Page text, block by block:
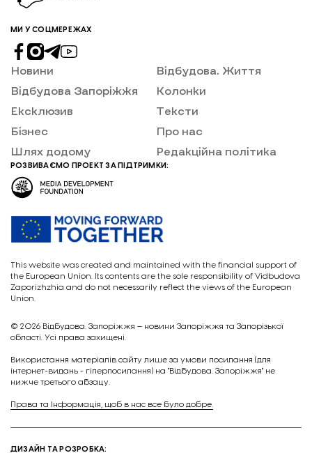
МИ У СОЦМЕРЕЖАХ
Новини
Відбудова Запоріжжя
Ексклюзив
Бізнес
Шлях додому
Відбудова. Життя
Колонки
Тексти
Про нас
Редакційна політика
РОЗВИВАЄМО ПРОЕКТ ЗА ПІДТРИМКИ:
This website was created and maintained with the financial support of
the European Union. Its contents are the sole responsibility of Vidbudova
Zaporizhzhia and do not necessarily reflect the views of the European
Union.
© 2026 Відбудова. Запоріжжя – новини Запоріжжя та Запорізької
області. Усі права захищені.
Викориcтання матеріалів сайту лише за умови посилання (для
інтернет-видань - гіперпосилання) на "Відбудова. Запоріжжя" не
нижче третього абзацу.
Права та Інформація, щоб в нас все було добре.
ДИЗАЙН ТА РОЗРОБКА: